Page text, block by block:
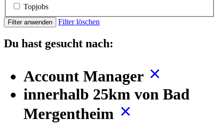
Topjobs
Filter anwenden Filter löschen
Du hast gesucht nach:
Account Manager
innerhalb 25km von Bad
Mergentheim